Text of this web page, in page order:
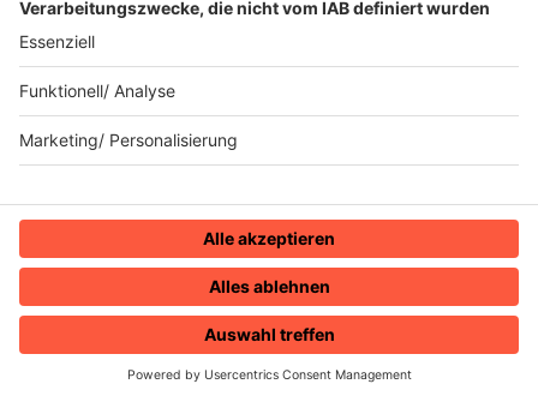
HOME RADIOS MENÜ
Eddy Grant - I Don’t Wanna Dance
INFO
30.12.2024 Folge 141
Eddie Murphy - Party All the Time
23.12.2024
USA For Africa - We Are The World